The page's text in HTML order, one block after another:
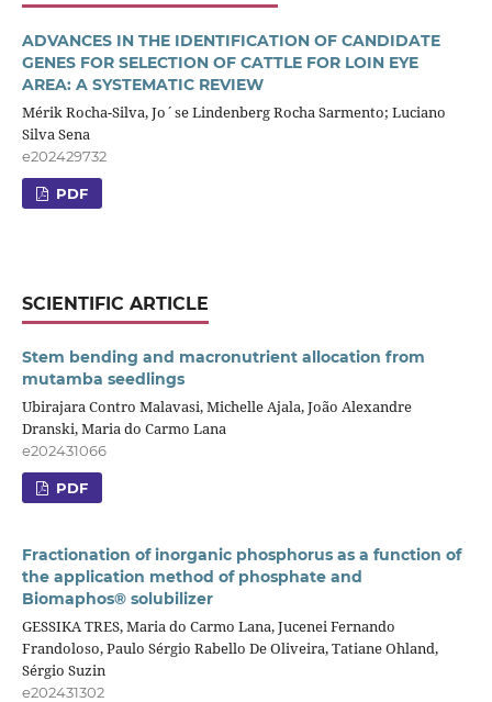
ADVANCES IN THE IDENTIFICATION OF CANDIDATE
GENES FOR SELECTION OF CATTLE FOR LOIN EYE
AREA: A SYSTEMATIC REVIEW
Mérik Rocha-Silva, Jo´se Lindenberg Rocha Sarmento; Luciano
Silva Sena
e202429732
PDF
SCIENTIFIC ARTICLE
Stem bending and macronutrient allocation from
mutamba seedlings
Ubirajara Contro Malavasi, Michelle Ajala, João Alexandre
Dranski, Maria do Carmo Lana
e202431066
PDF
Fractionation of inorganic phosphorus as a function of
the application method of phosphate and
Biomaphos® solubilizer
GESSIKA TRES, Maria do Carmo Lana, Jucenei Fernando
Frandoloso, Paulo Sérgio Rabello De Oliveira, Tatiane Ohland,
Sérgio Suzin
e202431302